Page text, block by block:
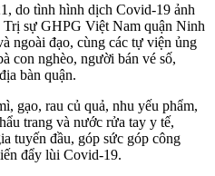
do tình hình dịch Covid-19 ảnh
sự GHPG Việt Nam quận Ninh
ngoài đạo, cùng các tự viện ủng
con nghèo, người bán vé số,
bàn quận.
gạo, rau củ quả, nhu yếu phẩm,
trang và nước rửa tay y tế,
tuyến đầu, góp sức góp công
đẩy lùi Covid-19.